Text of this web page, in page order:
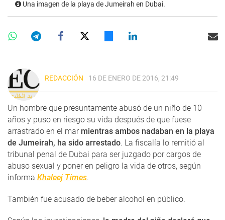
Una imagen de la playa de Jumeirah en Dubai.
REDACCIÓN 16 DE ENERO DE 2016, 21:49
Un hombre que presuntamente abusó de un niño de 10
años y puso en riesgo su vida después de que fuese
arrastrado en el mar mientras ambos nadaban en la playa
de Jumeirah, ha sido arrestado. La fiscalía lo remitió al
tribunal penal de Dubai para ser juzgado por cargos de
abuso sexual y poner en peligro la vida de otros, según
informa Khaleej Times.
También fue acusado de beber alcohol en público.